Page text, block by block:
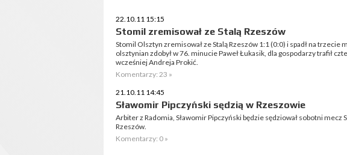
22.10.11 15:15
Stomil zremisował ze Stalą Rzeszów
Stomil Olsztyn zremisował ze Stalą Rzeszów 1:1 (0:0) i spadł na trzecie
olsztynian zdobył w 76. minucie Paweł Łukasik, dla gospodarzy trafił
wcześniej Andreja Prokić.
Komentarzy: 23 »
21.10.11 14:45
Sławomir Pipczyński sędzią w Rzeszowie
Arbiter z Radomia, Sławomir Pipczyński będzie sędziował sobotni mecz
Rzeszów.
Komentarzy: 0 »